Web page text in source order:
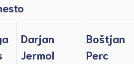
Darjan
Jermol
Boštjan
Perc